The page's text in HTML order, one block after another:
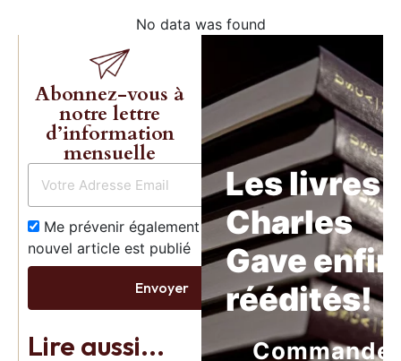
No data was found
Abonnez-vous à
notre lettre
d’information
mensuelle
Me prévenir également dès qu’un
nouvel article est publié
Envoyer
Lire aussi...
Les livres
Charles
Gave enfin
réédités!